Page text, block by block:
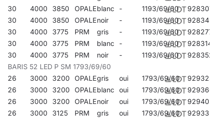
30
4000 3850 OPALEblanc - 1193/69/60
928307
30
4000 3850 OPALEnoir - 1193/69/60
928345
30
4000 3775 PRM gris - 1193/69/60
928277
30
4000 3775 PRM blanc - 1193/69/60
928314
30
4000 3775 PRM noir - 1193/69/60
928352
BARIS 52 LED P SM 1793/69/60
26
3000 3200 OPALEgris oui 1793/69/60
929328
26
3000 3200 OPALEblanc oui 1793/69/60
929366
26
3000 3200 OPALEnoir oui 1793/69/60
929403
26
3000 3125 PRM gris oui 1793/69/60
929335